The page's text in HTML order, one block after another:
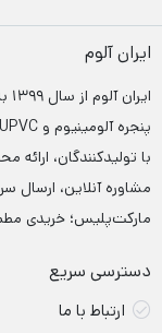
ایران آلوم
مشاوره آنلاین،
مارکت‌پلیس؛ خریدی
دسترسی سریع
ارتباط با ما